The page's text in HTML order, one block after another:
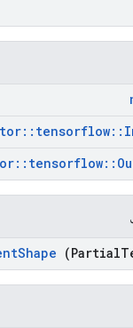
:: tensorflow::
:: tensorflow::
Shape (Partial